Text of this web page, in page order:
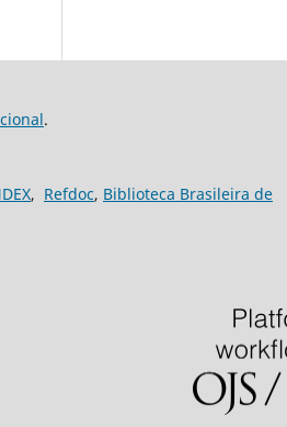
.
, Refdoc, Biblioteca Brasileira de